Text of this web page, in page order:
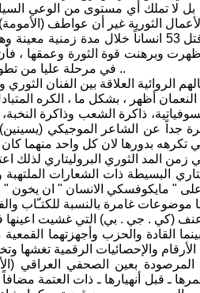
بل لا تملك أي مستوى من الوعي
أما الشخصية الأساسية في رواية الانهيار فهي متجسدة بالسفاك
وبرهنت قوة الثورة وعمقها ،
في مرحلة عليا من تطورها كما أظهر أبرز نقاط أنحرافها ..
الروائية العلاقة بين الفنان
ذاكرة الشعب وذاكرة
جداً عن الشاعر الموجيكي
البسيطة ذات الشعارات
الأعنف (كي . جي . بي) التي غشيت
القادة والحزب وأجهزتهما
المرصودة بعين الصحفي العراقي
ـ قبل أنهيارها ـ ذات العتمة